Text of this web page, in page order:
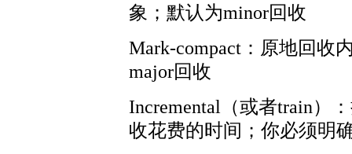
象；默认为minor回收
Mark-compact：原地回收
major回收
Incremental（或者train）
收花费的时间；你必须明